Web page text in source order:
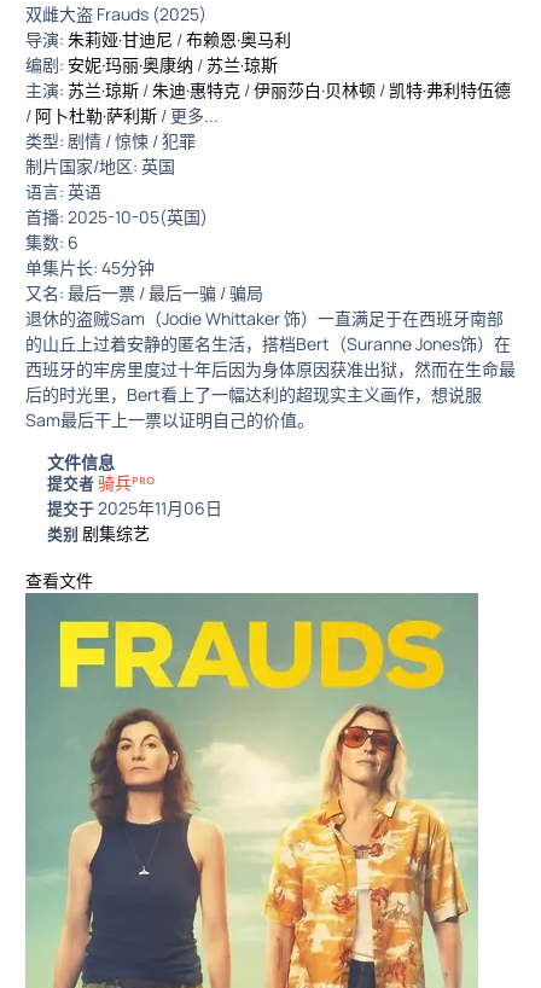
双雌大盗 Frauds (2025)
导演: 朱莉娅·甘迪尼 /布赖恩·奥马利
编剧: 安妮·玛丽·奥康纳 /苏兰·琼斯
主演: 苏兰·琼斯 /朱迪·惠特克 /伊丽莎白·贝林顿 / 凯特·弗利特伍德
/ 阿卜杜勒·萨利斯 / 更多...
类型: 剧情 / 惊悚 / 犯罪
制片国家/地区: 英国
语言: 英语
首播: 2025-10-05(英国)
集数: 6
单集片长: 45分钟
又名: 最后一票 / 最后一骗 / 骗局
退休的盗贼Sam（Jodie Whittaker 饰）一直满足于在西班牙南部
的山丘上过着安静的匿名生活，搭档Bert（Suranne Jones饰）在
西班牙的牢房里度过十年后因为身体原因获准出狱，然而在生命最
后的时光里，Bert看上了一幅达利的超现实主义画作，想说服
Sam最后干上一票以证明自己的价值。
文件信息
提交者骑兵ᴾᴿᴼ
提交于2025年11月06日
类别剧集综艺
查看文件